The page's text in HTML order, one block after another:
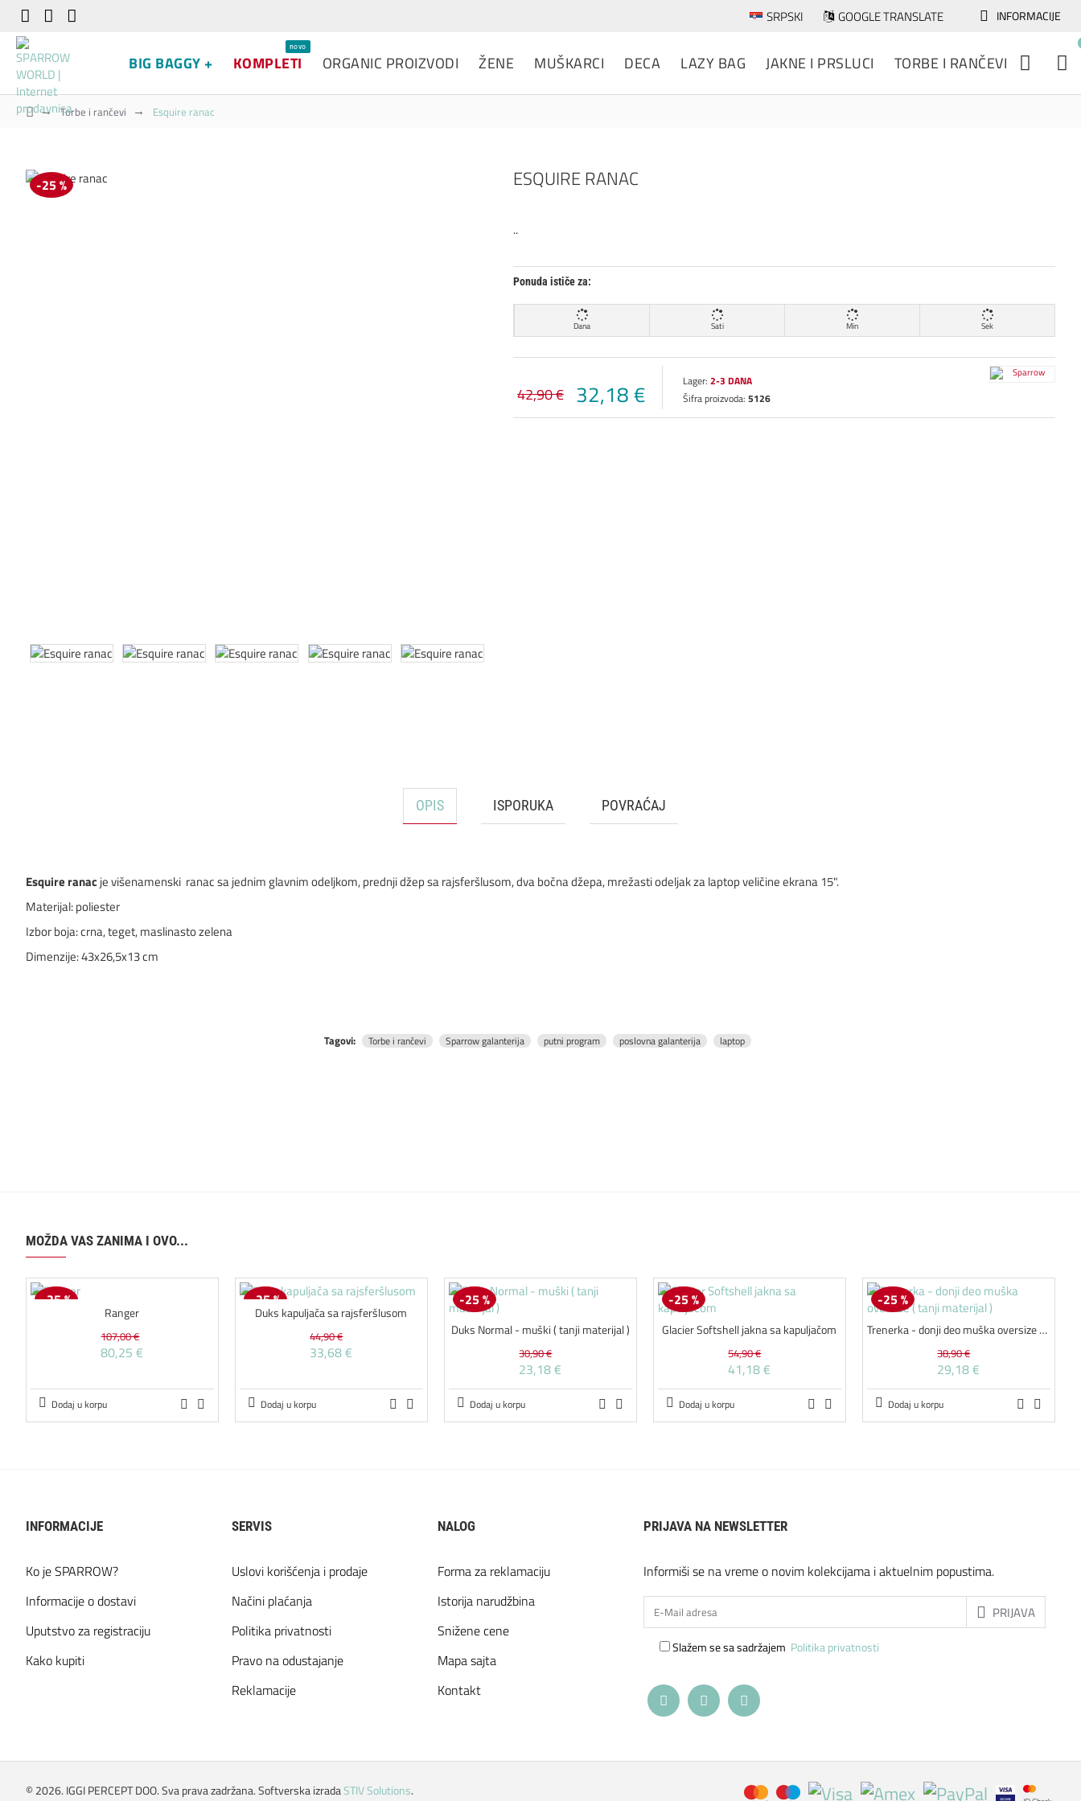
SRPSKI GOOGLE TRANSLATE INFORMACIJE
BIG BAGGY + KOMPLETI
novo
ORGANIC PROIZVODI ŽENE MUŠKARCI DECA LAZY BAG JAKNE I PRSLUCI TORBE I RANČEVI
Torbe i rančevi Esquire ranac
-25 % ESQUIRE RANAC
..
Ponuda ističe za:
Dana Sati Min Sek
32,18 €
42,90 €
Lager: 2-3 DANA
Šifra proizvoda: 5126
OPIS ISPORUKA POVRAĆAJ
Esquire ranac je višenamenski ranac sa jednim glavnim odeljkom, prednji džep sa rajsferšlusom, dva bočna džepa, mrežasti odeljak za laptop veličine ekrana 15".
Materijal: poliester
Izbor boja: crna, teget, maslinasto zelena
Dimenzije: 43x26,5x13 cm
Tagovi: Torbe i rančevi Sparrow galanterija putni program poslovna galanterija laptop
MOŽDA VAS ZANIMA I OVO...
-25 %
Ranger
80,25 €
107,00 €
Dodaj u korpu
-25 %
Duks kapuljača sa rajsferšlusom
33,68 €
44,90 €
Dodaj u korpu
-25 %
Duks Normal - muški ( tanji materijal )
23,18 €
30,90 €
Dodaj u korpu
-25 %
Glacier Softshell jakna sa kapuljačom
41,18 €
54,90 €
Dodaj u korpu
-25 %
Trenerka - donji deo muška oversize ( tanji materijal )
29,18 €
38,90 €
Dodaj u korpu
INFORMACIJE
Ko je SPARROW?
Informacije o dostavi
Uputstvo za registraciju
Kako kupiti
SERVIS
Uslovi korišćenja i prodaje
Načini plaćanja
Politika privatnosti
Pravo na odustajanje
Reklamacije
NALOG
Forma za reklamaciju
Istorija narudžbina
Snižene cene
Mapa sajta
Kontakt
PRIJAVA NA NEWSLETTER
Informiši se na vreme o novim kolekcijama i aktuelnim popustima.
PRIJAVA
Slažem se sa sadržajem Politika privatnosti
©2026. IGGI PERCEPT DOO. Sva prava zadržana. Softverska izradaSTIV Solutions.